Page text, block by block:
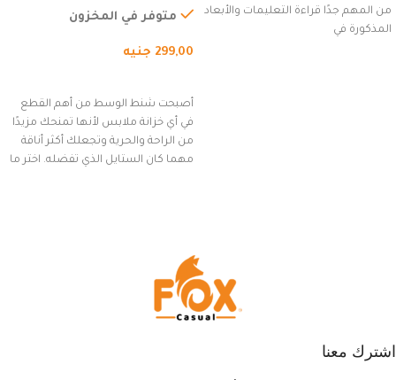
من المهم جدًا قراءة التعليمات والأبعاد
المذكورة في
السفر، الجري العادي، المشي
(رمادي)
متوفر في المخزون
299,00 جنيه
أصبحت شنط الوسط من أهم القطع
في أي خزانة ملابس لأنها تمنحك مزيدًا
من الراحة والحرية وتجعلك أكثر أناقة
مهما كان الستايل الذي تفضله. اختر ما
اشترك معنا